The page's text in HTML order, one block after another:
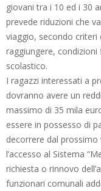
giovani tra i 10 ed i 30
prevede riduzioni che
viaggio, secondo
raggiungere,
scolastico.
I ragazzi interessati a
dovranno avere un
massimo di 35 mila
essere in possesso di
decorrere dal
l’accesso al Sistema
richiesta o rinnovo
funzionari comunali